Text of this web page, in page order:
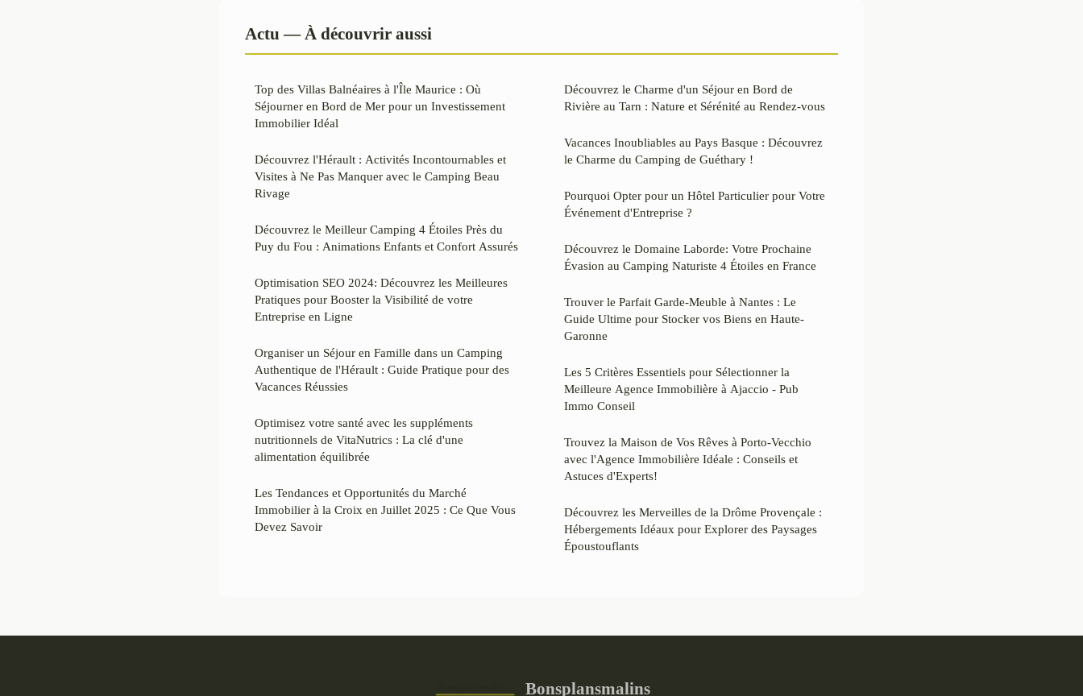
Actu — À découvrir aussi
Top des Villas Balnéaires à l'Île Maurice : Où
Séjourner en Bord de Mer pour un Investissement
Immobilier Idéal
Découvrez l'Hérault : Activités Incontournables et
Visites à Ne Pas Manquer avec le Camping Beau
Rivage
Découvrez le Meilleur Camping 4 Étoiles Près du
Puy du Fou : Animations Enfants et Confort Assurés
Optimisation SEO 2024: Découvrez les Meilleures
Pratiques pour Booster la Visibilité de votre
Entreprise en Ligne
Organiser un Séjour en Famille dans un Camping
Authentique de l'Hérault : Guide Pratique pour des
Vacances Réussies
Optimisez votre santé avec les suppléments
nutritionnels de VitaNutrics : La clé d'une
alimentation équilibrée
Les Tendances et Opportunités du Marché
Immobilier à la Croix en Juillet 2025 : Ce Que Vous
Devez Savoir
Découvrez le Charme d'un Séjour en Bord de
Rivière au Tarn : Nature et Sérénité au Rendez-vous
Vacances Inoubliables au Pays Basque : Découvrez
le Charme du Camping de Guéthary !
Pourquoi Opter pour un Hôtel Particulier pour Votre
Événement d'Entreprise ?
Découvrez le Domaine Laborde: Votre Prochaine
Évasion au Camping Naturiste 4 Étoiles en France
Trouver le Parfait Garde-Meuble à Nantes : Le
Guide Ultime pour Stocker vos Biens en Haute-
Garonne
Les 5 Critères Essentiels pour Sélectionner la
Meilleure Agence Immobilière à Ajaccio - Pub
Immo Conseil
Trouvez la Maison de Vos Rêves à Porto-Vecchio
avec l'Agence Immobilière Idéale : Conseils et
Astuces d'Experts!
Découvrez les Merveilles de la Drôme Provençale :
Hébergements Idéaux pour Explorer des Paysages
Époustouflants
Bonsplansmalins